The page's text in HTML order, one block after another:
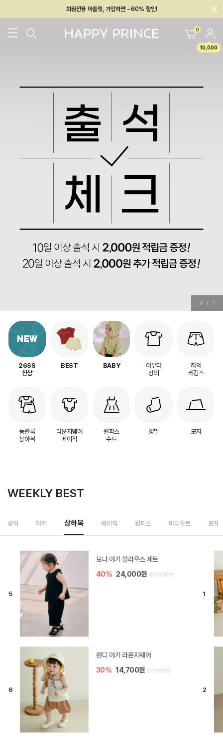
회원전용 아울렛, 가입하면 ~60% 할인!
0
10,000
7 / 7
26SS
신상
BEST BABY
아우터
상의
하의
레깅스
등원룩
상하복
라운지웨어
베이직
원피스
수트
양말 모자
WEEKLY BEST
상의 하의 상하복 베이직 원피스 바디수트 모자
모나 아기 블라우스 세트
40% 24,000원 40,000원
렌디 아기 라운지웨어
30% 14,700원 21,000원